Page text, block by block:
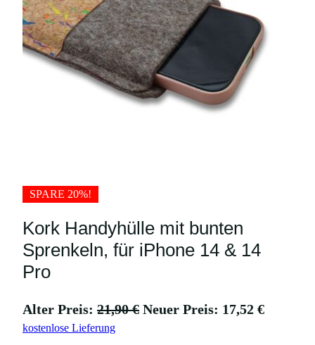
SPARE 20%!
Kork Handyhülle mit bunten
Sprenkeln, für iPhone 14 & 14
Pro
Alter Preis: 21,90€ U
Neuer Preis: 17,52 €A
kostenlose Lieferung